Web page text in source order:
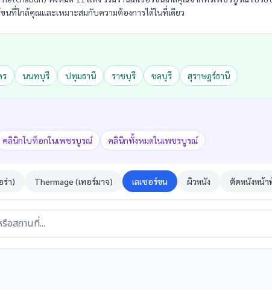
ขนที่ใกล้คุณและเหมาะสมกับความต้องการได้ในที่เดียว
ร นนทบุรี ปทุมธานี ราชบุรี ชลบุรี สุราษฎร์ธานี
คลินิกโบท็อกในเพชรบูรณ์ คลินิกทั้งหมดในเพชรบูรณ์
ร่า) Thermage (เทอร์มาจ) เลเซอร์ขน ผิวหนัง ตัดหนังหน้า